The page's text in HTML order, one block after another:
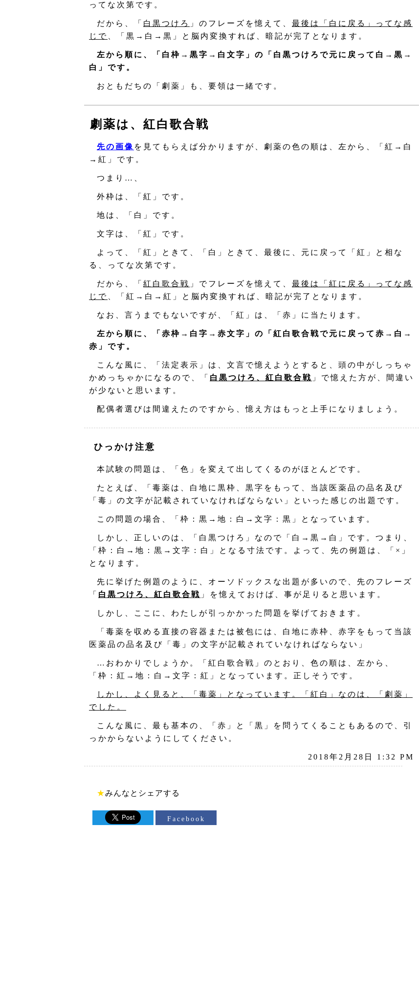
ってな次第です。
だから、「 白黒つけろ 」のフレーズを憶えて、 最後は「白に戻る」ってな感
じで
、「黒→白→黒」と脳内変換すれば、暗記が完了となります。
左から順に、「白枠→黒字→白文字」の「白黒つけろで元に戻って白→黒→
白」です。
おともだちの「劇薬」も、要領は一緒です。
劇薬は、紅白歌合戦
先の画像 を見てもらえば分かりますが、劇薬の色の順は、左から、「紅→白
→紅」です。
つまり…、
外枠は、「紅」です。
地は、「白」です。
文字は、「紅」です。
よって、「紅」ときて、「白」ときて、最後に、元に戻って「紅」と相な
る、ってな次第です。
だから、「 紅白歌合戦 」でフレーズを憶えて、 最後は「紅に戻る」ってな感
じで
、「紅→白→紅」と脳内変換すれば、暗記が完了となります。
なお、言うまでもないですが、「紅」は、「赤」に当たります。
左から順に、「赤枠→白字→赤文字」の「紅白歌合戦で元に戻って赤→白→
赤」です。
こんな風に、「法定表示」は、文言で憶えようとすると、頭の中がしっちゃ
かめっちゃかになるので、「 白黒つけろ、紅白歌合戦 」で憶えた方が、間違い
が少ないと思います。
配偶者選びは間違えたのですから、憶え方はもっと上手になりましょう。
ひっかけ注意
本試験の問題は、「色」を変えて出してくるのがほとんどです。
たとえば、「毒薬は、白地に黒枠、黒字をもって、当該医薬品の品名及び
「毒」の文字が記載されていなければならない」といった感じの出題です。
この問題の場合、「枠：黒→地：白→文字：黒」となっています。
しかし、正しいのは、「白黒つけろ」なので「白→黒→白」です。つまり、
「枠：白→地：黒→文字：白」となる寸法です。よって、先の例題は、「×」
となります。
先に挙げた例題のように、オーソドックスな出題が多いので、先のフレーズ
「 白黒つけろ、紅白歌合戦 」を憶えておけば、事が足りると思います。
しかし、ここに、わたしが引っかかった問題を挙げておきます。
「毒薬を収める直接の容器または被包には、白地に赤枠、赤字をもって当該
医薬品の品名及び「毒」の文字が記載されていなければならない」
…おわかりでしょうか。「紅白歌合戦」のとおり、色の順は、左から、
「枠：紅→地：白→文字：紅」となっています。正しそうです。
しかし、よく見ると、「毒薬」となっています。「紅白」なのは、「劇薬」
でした。
こんな風に、最も基本の、「赤」と「黒」を問うてくることもあるので、引
っかからないようにしてください。
2018年2月28日 1:32 PM
★みんなとシェアする
Facebook